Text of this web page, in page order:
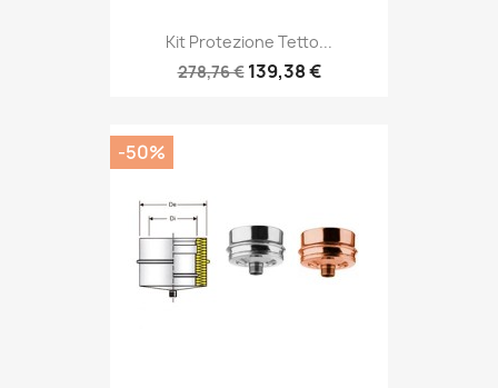
Kit Protezione Tetto...
278,76 € 139,38 €
-50%